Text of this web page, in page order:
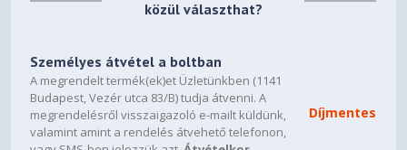
közül választhat?
Személyes átvétel a boltban
A megrendelt termék(ek)et Üzletünkben (1141
Budapest, Vezér utca 83/B) tudja átvenni. A
megrendelésről visszaigazoló e-mailt küldünk,
valamint amint a rendelés átvehető telefonon,
Díjmentes